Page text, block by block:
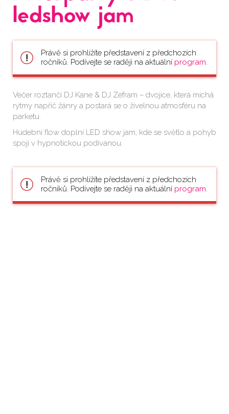
ledshow jam
Právě si prohlížíte představení z předchozích
ročníků. Podívejte se raději na aktuální program.
Večer roztančí DJ Kane & DJ Zefram – dvojice, která míchá
rytmy napříč žánry a postará se o živelnou atmosféru na
parketu.
Hudební flow doplní LED show jam, kde se světlo a pohyb
spojí v hypnotickou podívanou.
Právě si prohlížíte představení z předchozích
ročníků. Podívejte se raději na aktuální program.